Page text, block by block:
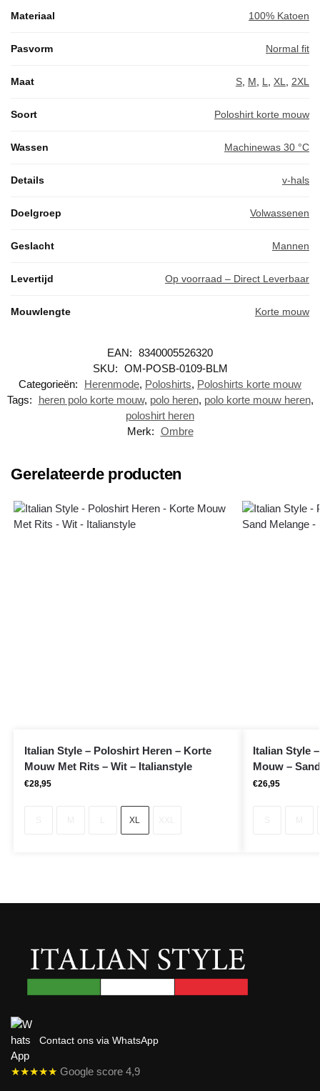
Materiaal 100% Katoen
Pasvorm Normal fit
Maat S, M, L, XL, 2XL
Soort Poloshirt korte mouw
Wassen Machinewas 30 °C
Details v-hals
Doelgroep Volwassenen
Geslacht Mannen
Levertijd Op voorraad – Direct Leverbaar
Mouwlengte Korte mouw
EAN: 8340005526320
SKU: OM-POSB-0109-BLM
Categorieën:
Herenmode, Poloshirts, Poloshirts korte mouw
Tags:
heren polo korte mouw, polo heren, polo korte mouw heren,
poloshirt heren
Merk: Ombre
Gerelateerde producten
Italian Style – Poloshirt Heren – Korte
Mouw Met Rits – Wit – Italianstyle
€28,95
XL
Italian Style
Mouw –
€26,95
Contact ons via WhatsApp
★★★★★ Google score 4,9